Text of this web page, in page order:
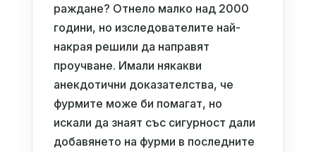
раждане? Отнело малко над 2000
години, но изследователите най-
накрая решили да направят
проучване. Имали някакви
анекдотични доказателства, че
фурмите може би помагат, но
искали да знаят със сигурност дали
добавянето на фурми в последните